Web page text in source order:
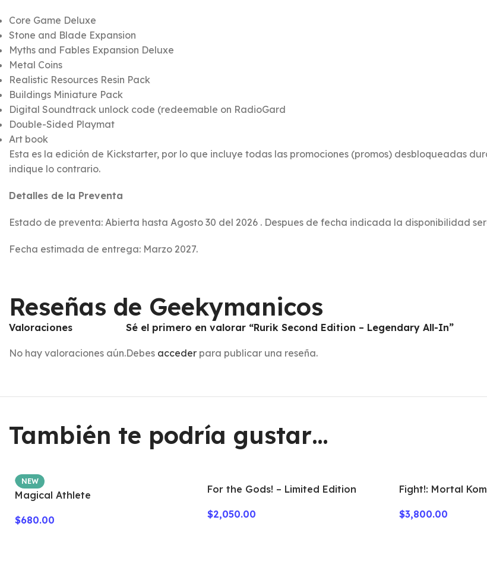
Core Game Deluxe
Stone and Blade Expansion
Myths and Fables Expansion Deluxe
Metal Coins
Realistic Resources Resin Pack
Buildings Miniature Pack
Digital Soundtrack unlock code (redeemable on RadioGard
Double-Sided Playmat
Art book
Esta es la edición de Kickstarter, por lo que incluye todas las promociones (promos) desbloqueadas
indique lo contrario.
Detalles de la Preventa
Estado de preventa: Abierta hasta Agosto 30 del 2026 . Despues de fecha indicada la disponibilidad
Fecha estimada de entrega: Marzo 2027.
Reseñas de Geekymanicos
Valoraciones
No hay valoraciones aún.
Sé el primero en valorar “Rurik Second Edition – Legendary All-In”
Debes acceder para publicar una reseña.
También te podría gustar…
NEW
Magical Athlete
$680.00
For the Gods! – Limited Edition
$2,050.00
Fight!: Mortal
$3,800.00